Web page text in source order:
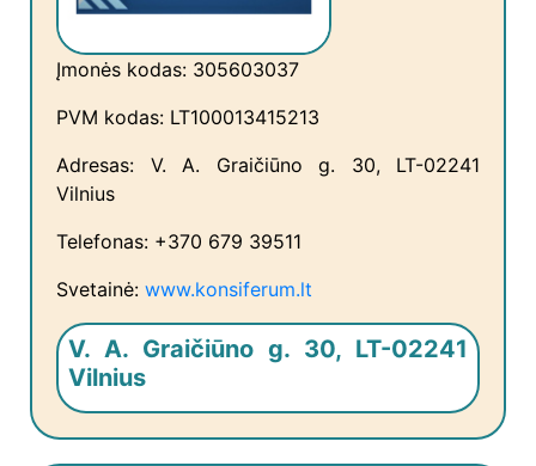
Įmonės kodas: 305603037
PVM kodas: LT100013415213
Adresas: V. A. Graičiūno g. 30, LT-02241
Vilnius
Telefonas: +370 679 39511
Svetainė: www.konsiferum.lt
V. A. Graičiūno g. 30, LT-02241
Vilnius